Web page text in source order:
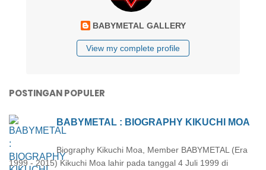
BABYMETAL GALLERY
View my complete profile
POSTINGAN POPULER
BABYMETAL : BIOGRAPHY KIKUCHI MOA
Biography Kikuchi Moa, Member BABYMETAL (Era
1999 - 2015) Kikuchi Moa lahir pada tanggal 4 Juli 1999 di